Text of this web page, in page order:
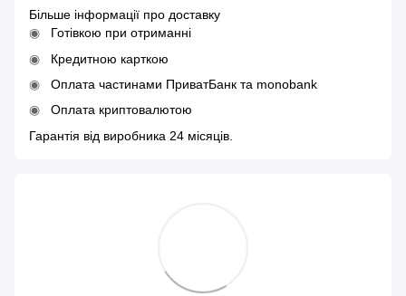
Більше інформації про доставку
Готівкою при отриманні
Кредитною карткою
Оплата частинами ПриватБанк та monobank
Оплата криптовалютою
Гарантія від виробника 24 місяців.